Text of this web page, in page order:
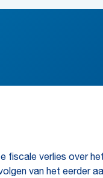
fiscale verlies over
van het eerder